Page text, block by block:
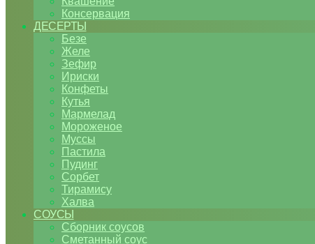
Консервация
ДЕСЕРТЫ
Безе
Желе
Зефир
Ириски
Конфеты
Кутья
Мармелад
Мороженое
Муссы
Пастила
Пудинг
Сорбет
Тирамису
Халва
СОУСЫ
Сборник соусов
Сметанный соус